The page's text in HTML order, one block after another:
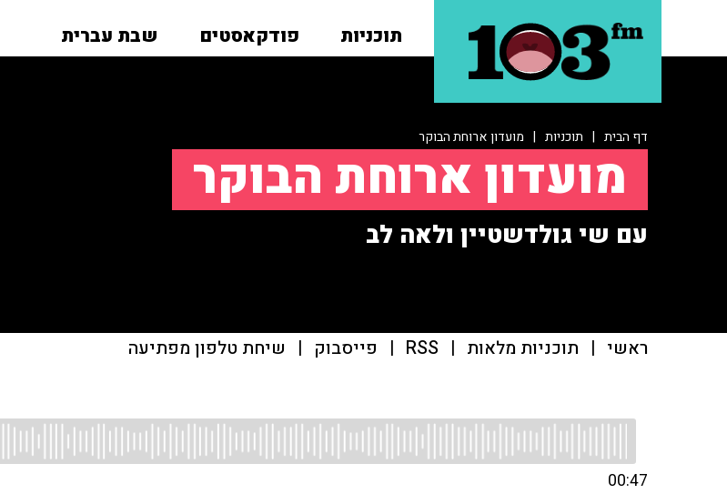
תוכניות פודקאסטים שבת עברית
דף הבית | תוכניות | מועדון ארוחת הבוקר
מועדון ארוחת הבוקר
עם שי גולדשטיין ולאה לב
ראשי | תוכניות מלאות |
RSS
| פייסבוק | שיחת טלפון מפתיעה
00:47